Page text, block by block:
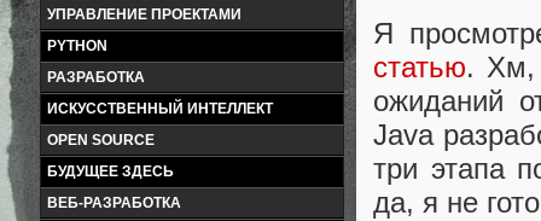
УПРАВЛЕНИЕ ПРОЕКТАМИ
PYTHON
РАЗРАБОТКА
ИСКУССТВЕННЫЙ ИНТЕЛЛЕКТ
OPEN SOURCE
БУДУЩЕЕ ЗДЕСЬ
ВЕБ-РАЗРАБОТКА
Я
статью. Хм,
ожиданий
Java
три этапа
да, я не